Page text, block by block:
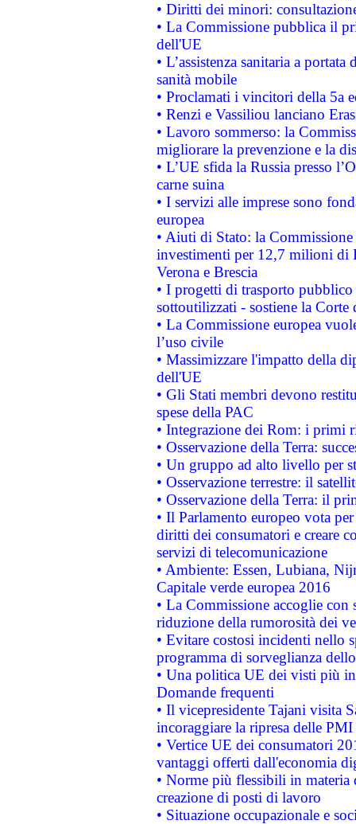
• Diritti dei minori:
• La Commissione pubblica il
dell'UE
• L’assistenza sanitaria a
sanità mobile
• Proclamati i vincitori della 5a
• Renzi e Vassiliou lanciano
• Lavoro sommerso: la
migliorare la prevenzione e la
• L’UE sfida la Russia presso
carne suina
• I servizi alle imprese sono
europea
• Aiuti di Stato: la
investimenti per 12,7 milioni di
Verona e Brescia
• I progetti di trasporto
sottoutilizzati - sostiene la Corte
• La Commissione europea
l’uso civile
• Massimizzare l'impatto della
dell'UE
• Gli Stati membri devono
spese della PAC
• Integrazione dei Rom: i primi
• Osservazione della Terra:
• Un gruppo ad alto livello per
• Osservazione terrestre: il
• Osservazione della Terra: il
• Il Parlamento europeo vota
diritti dei consumatori e creare
servizi di telecomunicazione
• Ambiente: Essen, Lubiana,
Capitale verde europea 2016
• La Commissione accoglie
riduzione della rumorosità dei
• Evitare costosi incidenti nello
programma di sorveglianza
• Una politica UE dei visti più
Domande frequenti
• Il vicepresidente Tajani visita
incoraggiare la ripresa delle
• Vertice UE dei consumatori
vantaggi offerti dall'economia
• Norme più flessibili in materia
creazione di posti di lavoro
• Situazione occupazionale e